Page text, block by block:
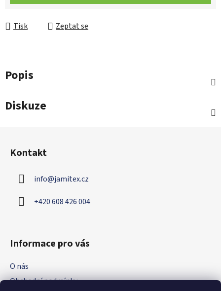
Tisk Zeptat se
Popis
Diskuze
Kontakt
info@jamitex.cz
+420 608 426 004
Informace pro vás
O nás
Obchodní podmínky